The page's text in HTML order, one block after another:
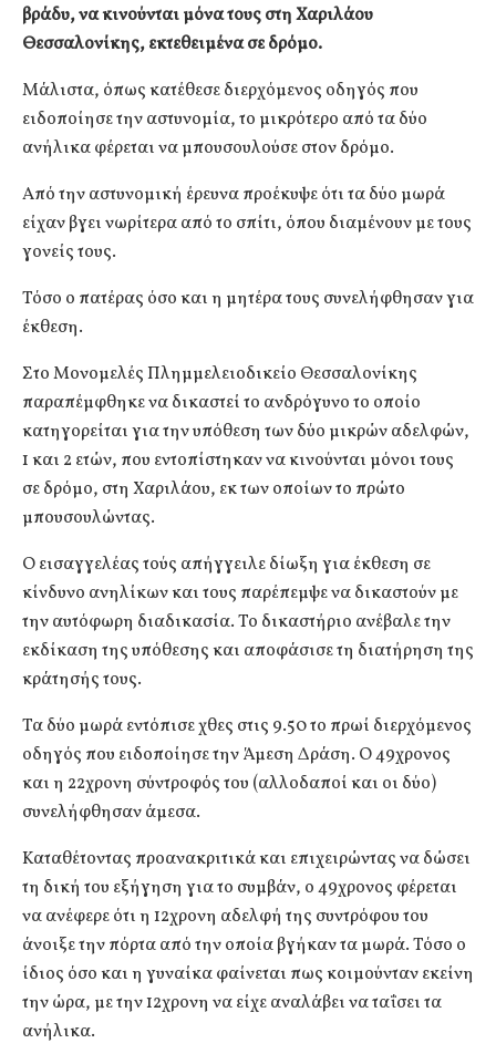
βράδυ, να κινούνται μόνα τους στη Χαριλάου
Θεσσαλονίκης, εκτεθειμένα σε δρόμο.
Μάλιστα, όπως κατέθεσε διερχόμενος οδηγός που
ειδοποίησε την αστυνομία, το μικρότερο από τα δύο
ανήλικα φέρεται να μπουσουλούσε στον δρόμο.
Από την αστυνομική έρευνα προέκυψε ότι τα δύο μωρά
είχαν βγει νωρίτερα από το σπίτι, όπου διαμένουν με τους
γονείς τους.
Τόσο ο πατέρας όσο και η μητέρα τους συνελήφθησαν για
έκθεση.
Στο Μονομελές Πλημμελειοδικείο Θεσσαλονίκης
παραπέμφθηκε να δικαστεί το ανδρόγυνο το οποίο
κατηγορείται για την υπόθεση των δύο μικρών αδελφών,
1 και 2 ετών, που εντοπίστηκαν να κινούνται μόνοι τους
σε δρόμο, στη Χαριλάου, εκ των οποίων το πρώτο
μπουσουλώντας.
Ο εισαγγελέας τούς απήγγειλε δίωξη για έκθεση σε
κίνδυνο ανηλίκων και τους παρέπεμψε να δικαστούν με
την αυτόφωρη διαδικασία. Το δικαστήριο ανέβαλε την
εκδίκαση της υπόθεσης και αποφάσισε τη διατήρηση της
κράτησής τους.
Τα δύο μωρά εντόπισε χθες στις 9.50 το πρωί διερχόμενος
οδηγός που ειδοποίησε την Άμεση Δράση. Ο 49χρονος
και η 22χρονη σύντροφός του (αλλοδαποί και οι δύο)
συνελήφθησαν άμεσα.
Καταθέτοντας προανακριτικά και επιχειρώντας να δώσει
τη δική του εξήγηση για το συμβάν, ο 49χρονος φέρεται
να ανέφερε ότι η 12χρονη αδελφή της συντρόφου του
άνοιξε την πόρτα από την οποία βγήκαν τα μωρά. Τόσο ο
ίδιος όσο και η γυναίκα φαίνεται πως κοιμούνταν εκείνη
την ώρα, με την 12χρονη να είχε αναλάβει να ταΐσει τα
ανήλικα.